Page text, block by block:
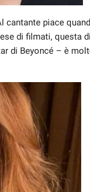
cantante piace
di filmati, questa
di Beyoncé – è